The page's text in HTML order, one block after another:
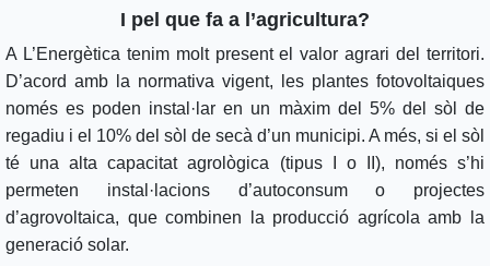
I pel que fa a l’agricultura?
A L’Energètica tenim molt present el valor agrari del territori.
D’acord amb la normativa vigent, les plantes fotovoltaiques
només es poden instal·lar en un màxim del 5% del sòl de
regadiu i el 10% del sòl de secà d’un municipi. A més, si el sòl
té una alta capacitat agrològica (tipus I o II), només s’hi
permeten instal·lacions d’autoconsum o projectes
d’agrovoltaica, que combinen la producció agrícola amb la
generació solar.